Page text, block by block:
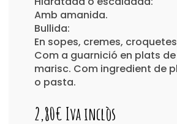
Amb amanida.
Bullida:
En sopes, cremes,
Com a guarnició en plats
marisc. Com ingredient de
o pasta.
2,80€ Iva inclòs